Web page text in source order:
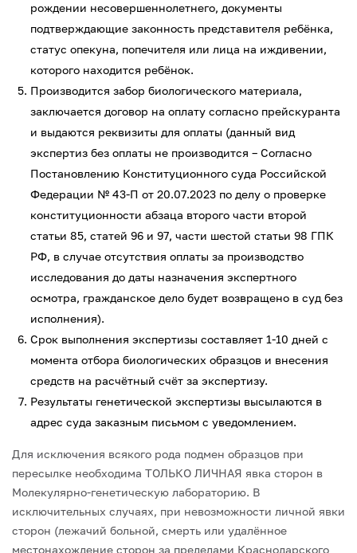
рождении несовершеннолетнего, документы
подтверждающие законность представителя ребёнка,
статус опекуна, попечителя или лица на иждивении,
которого находится ребёнок.
Производится забор биологического материала,
заключается договор на оплату согласно прейскуранта
и выдаются реквизиты для оплаты (данный вид
экспертиз без оплаты не производится – Согласно
Постановлению Конституционного суда Российской
Федерации № 43-П от 20.07.2023 по делу о проверке
конституционности абзаца второго части второй
статьи 85, статей 96 и 97, части шестой статьи 98 ГПК
РФ, в случае отсутствия оплаты за производство
исследования до даты назначения экспертного
осмотра, гражданское дело будет возвращено в суд без
исполнения).
Срок выполнения экспертизы составляет 1-10 дней с
момента отбора биологических образцов и внесения
средств на расчётный счёт за экспертизу.
Результаты генетической экспертизы высылаются в
адрес суда заказным письмом с уведомлением.
Для исключения всякого рода подмен образцов при
пересылке необходима ТОЛЬКО ЛИЧНАЯ явка сторон в
Молекулярно-генетическую лабораторию. В
исключительных случаях, при невозможности личной явки
сторон (лежачий больной, смерть или удалённое
местонахождение сторон за пределами Краснодарского